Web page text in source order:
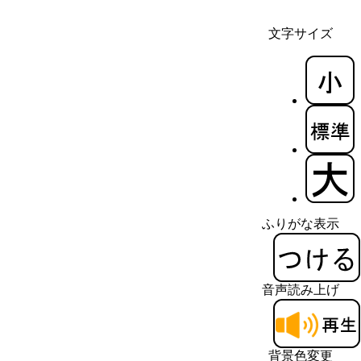
文字サイズ
ふりがな表示
音声読み上げ
背景色変更